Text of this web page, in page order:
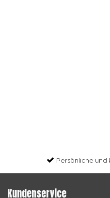
Persönliche
Kundenservice